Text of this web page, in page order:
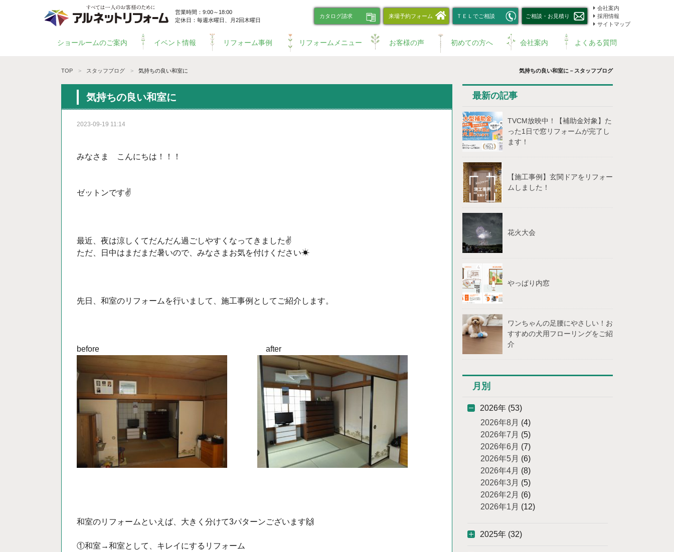
営業時間：9:00～18:00
定休日：毎週水曜日、
月2回木曜日
カタログ請求 来場予約フォーム ＴＥＬでご相談 ご相談・お見積り
会社案内
採用情報
サイトマップ
ショールームのご案内 イベント情報 リフォーム事例 リフォームメニュー お客様の声 初めての方へ 会社案内 よくある質問
気持ちの良い和室に－スタッフブログ
TOP スタッフブログ 気持ちの良い和室に
気持ちの良い和室に
2023-09-19 11:14
みなさま こんにちは！！！
ゼットンです✌
最近、夜は涼しくてだんだん過ごしやすくなってきました✌
ただ、日中はまだまだ暑いので、みなさまお気を付けください☀
先日、和室のリフォームを行いまして、施工事例としてご紹介します。
before after
和室のリフォームといえば、大きく分けて3パターンございます🙌
①和室→和室として、キレイにするリフォーム
最新の記事
TVCM放映中！【補助⾦対象】た
った1⽇で窓リフォームが完了し
ます！
【施工事例】玄関ドアをリフォー
ムしました！
花火大会
やっぱり内窓
ワンちゃんの足腰にやさしい！お
すすめの犬用フローリングをご紹
介
月別
2026年 (53)
2026年8月 (4)
2026年7月 (5)
2026年6月 (7)
2026年5月 (6)
2026年4月 (8)
2026年3月 (5)
2026年2月 (6)
2026年1月 (12)
2025年 (32)